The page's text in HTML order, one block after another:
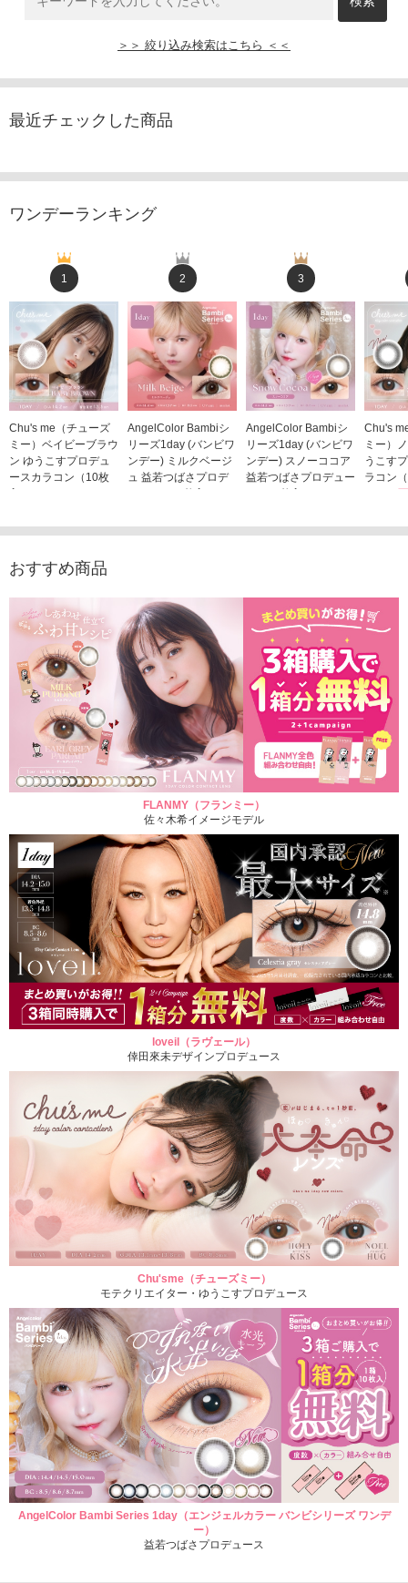
＞＞ 絞り込み検索はこちら ＜＜
最近チェックした商品
ワンデーランキング
1
Chu's me（チューズ
ミー）ベイビーブラウ
ン ゆうこすプロデュ
ースカラコン（10枚
2
AngelColor Bambiシ
リーズ1day (バンビワ
ンデー) ミルクベージ
ュ 益若つばさプロデ
3
AngelColor Bambiシ
リーズ1day (バンビワ
ンデー) スノーココア
益若つばさプロデュー
Chu's
ミー）
うこす
ラコン
おすすめ商品
FLANMY（フランミー）
佐々木希イメージモデル
loveil（ラヴェール）
倖田來未デザインプロデュース
Chu'sme（チューズミー）
モテクリエイター・ゆうこすプロデュース
AngelColor Bambi Series 1day（エンジェルカラー バンビシリーズ ワンデ
ー）
益若つばさプロデュース